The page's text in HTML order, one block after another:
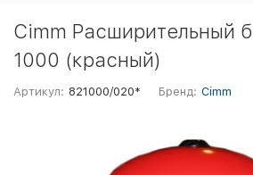
Cimm Расширительный
1000 (красный)
Артикул: 821000/020* Бренд: Cimm